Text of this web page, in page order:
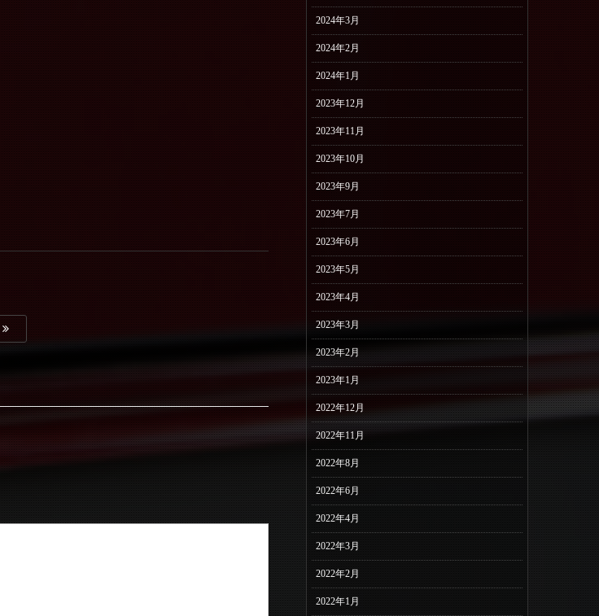
2024年3月
2024年2月
2024年1月
2023年12月
2023年11月
2023年10月
2023年9月
2023年7月
2023年6月
2023年5月
2023年4月
2023年3月
2023年2月
2023年1月
2022年12月
2022年11月
2022年8月
2022年6月
2022年4月
2022年3月
2022年2月
2022年1月